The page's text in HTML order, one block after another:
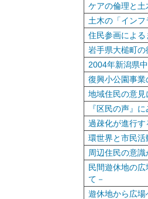
ケアの倫理と土
土木の「イン
住民参画による
岩手県大槌町
2004年新潟県
復興小公園事業
地域住民の意
『区民の声』
過疎化が進行
環世界と市民
周辺住民の意
民間遊休地の
て－
遊休地から広